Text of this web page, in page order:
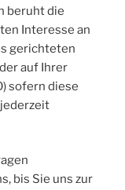
beruht die
Interesse an
gerichteten
auf Ihrer
sofern diese
bis Sie uns zur